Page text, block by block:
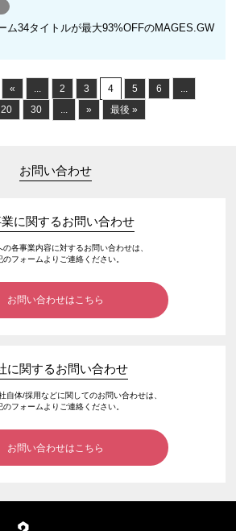
ム34タイトルが最大93%OFFのMAGES.GW
« ... 2 3 4 5 6
...
20 30 ... » 最後 »
お問い合わせ
に関するお問い合わせ
各事業内容に対するお問い合わせは、
のフォームよりご連絡ください。
お問い合わせはこちら
に関するお問い合わせ
自体/採用などに関してのお問い合わせは、
のフォームよりご連絡ください。
お問い合わせはこちら